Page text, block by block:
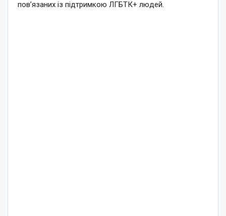
пов’язаних із підтримкою ЛГБТК+ людей.